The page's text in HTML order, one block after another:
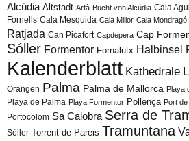
Alcúdia Altstadt Artà Bucht von Alcúdia Cala
Fornells Cala Mesquida Cala Millor Cala Mondragó
Ratjada Can Picafort Capdepera Cap
Sóller Formentor Fornalutx Halbinsel
Kalenderblatt Kathedrale
Orangen Palma Palma de Mallorca Playa
Playa de Palma Playa Formentor Pollença Port
Portocolom Sa Calobra Serra de
Sòller Torrent de Pareis Tramuntana